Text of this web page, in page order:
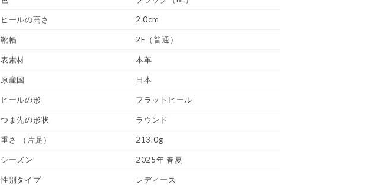
ヒールの高さ 2.0cm
靴幅 2E（普通）
表素材 本革
原産国 日本
ヒールの形 フラットヒール
つま先の形状 ラウンド
重さ （片足） 213.0g
シーズン 2025年 春夏
性別タイプ レディース